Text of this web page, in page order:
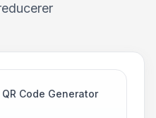
Code Generator